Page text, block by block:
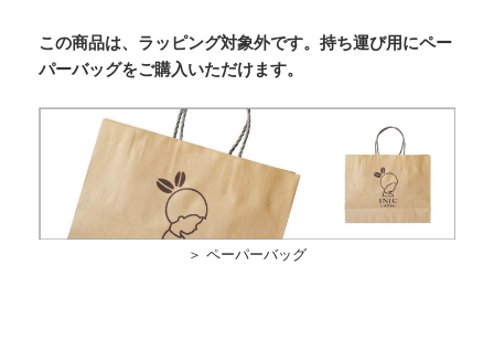
この商品は、ラッピング対象外です。持ち運び用にペー
パーバッグをご購入いただけます。
＞ ペーパーバッグ